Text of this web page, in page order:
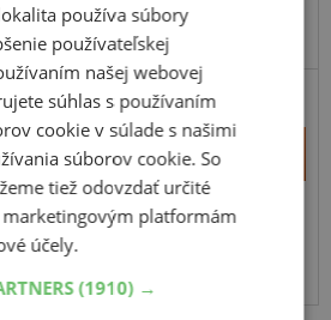
+
–
do 3-8 prac. dní
v Bratislave do 3-8 prac. dní.
používa súbory
používateľskej
našej webovej
súhlas s používaním
cookie v súlade s našimi
súborov cookie. So
tiež odovzdať určité
marketingovým platformám
účely.
(1910) →